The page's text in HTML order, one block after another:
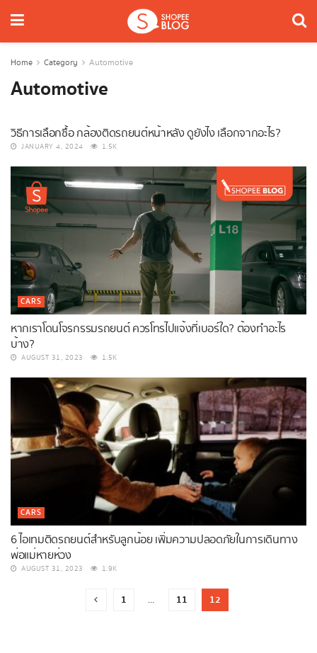
Home Category Automotive
Automotive
วิธีการเลือกซื้อ กล้องติดรถยนต์หน้าหลัง ดูยังไง เลือกจากอะไร?
JANUARY 4, 2024 1.5K
CARS
หากเราโดนโจรกรรมรถยนต์ ควรโทรไปแจ้งที่เบอร์ใด? ต้องทำอะไร
บ้าง?
AUGUST 31, 2023 1.5K
CARS
6 ไอเทมติดรถยนต์สำหรับลูกน้อย เพิ่มความปลอดภัยในการเดินทาง
พ่อแม่หายห่วง
AUGUST 31, 2023 1.9K
1 … 11 12